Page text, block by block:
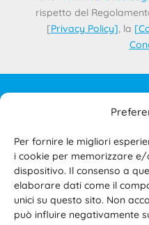
Per fornire le migliori
i cookie per memorizzare
dispositivo. Il consenso a
elaborare dati come il
unici su questo sito. Non
può influire negativamente
rispetto del
[Privacy Policy], la [
IL
TERMINI E CONDIZIONI
RISERVATA